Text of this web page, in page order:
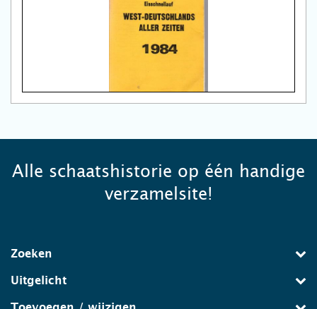
Alle schaatshistorie op één handige
verzamelsite!
Zoeken
Uitgelicht